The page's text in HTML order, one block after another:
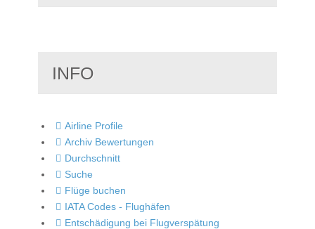
INFO
Airline Profile
Archiv Bewertungen
Durchschnitt
Suche
Flüge buchen
IATA Codes - Flughäfen
Entschädigung bei Flugverspätung